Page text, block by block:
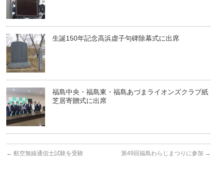
生誕150年記念高浜虚子句碑除幕式に出席
福島中央・福島東・福島あづまライオンズクラブ紙
芝居寄贈式に出席
← 航空無線通信士試験を受験 第49回福島わらじまつりに参加 →